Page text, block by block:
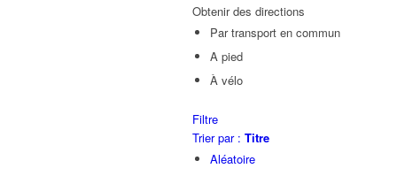
Obtenir des directions
Par transport en commun
A pied
À vélo
Filtre
Trier par : Titre
Aléatoire